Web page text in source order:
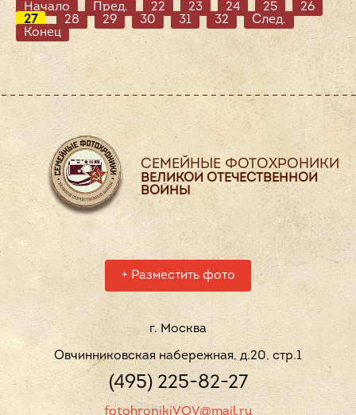
Начало
Пред. 22 23 24 25
26
27
28 29 30 31 32
След.
Конец
СЕМЕЙНЫЕ ФОТОХРОНИКИ
ВЕЛИКОЙ ОТЕЧЕСТВЕННОЙ
ВОЙНЫ
+ Разместить фото
г. Москва
Овчинниковская набережная, д.20, стр.1
(495) 225-82-27
fotohronikiVOV@mail.ru